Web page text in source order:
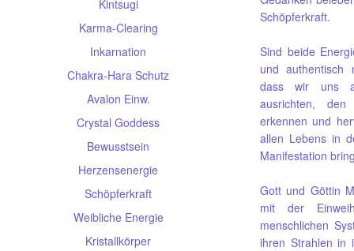
Kintsugi
Karma-Clearing
Inkarnation
Chakra-Hara Schutz
Avalon Einw.
Crystal Goddess
Bewusstsein
Herzensenergie
Schöpferkraft
Weibliche Energie
Kristallkörper
Schöpferkraft.
Sind beide
und authentisch
dass wir uns
ausrichten,
erkennen und
allen Lebens in
Manifestation
Gott und Göttin
mit der
menschlichen
ihren Strahlen in